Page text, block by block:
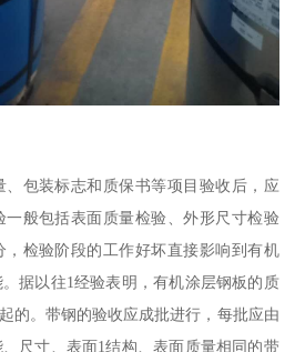
包装标志和质保书等项目验收后，应
般包括表面质量检验、外形尺寸检验
检验阶段的工作好坏直接影响到有机
据以往1经验表明，有机涂层钢板的质
的。带钢的验收应成批进行，每批应由
尺寸、表面1结构、表面质量相同的带